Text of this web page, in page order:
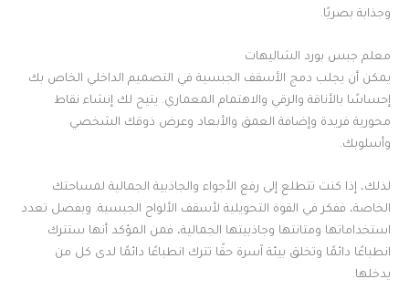
وجذابة بصريًا.
معلم جبس بورد الشاليهات
يمكن أن يجلب دمج الأسقف الجبسية في التصميم الداخلي الخاص بك
إحساسًا بالأناقة والرقي والاهتمام المعماري. يتيح لك إنشاء نقاط
محورية فريدة وإضافة العمق والأبعاد وعرض ذوقك الشخصي
وأسلوبك.
لذلك، إذا كنت تتطلع إلى رفع الأجواء والجاذبية الجمالية لمساحتك
الخاصة، ففكر في القوة التحويلية لأسقف الألواح الجبسية. وبفضل تعدد
استخداماتها ومتانتها وجاذبيتها الجمالية، فمن المؤكد أنها ستترك
انطباعًا دائمًا وتخلق بيئة آسرة حقًا تترك انطباعًا دائمًا لدى كل من
يدخلها.